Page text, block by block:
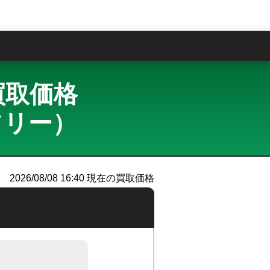
価格
ー）
2026/08/08 16:40 現在の買取価格